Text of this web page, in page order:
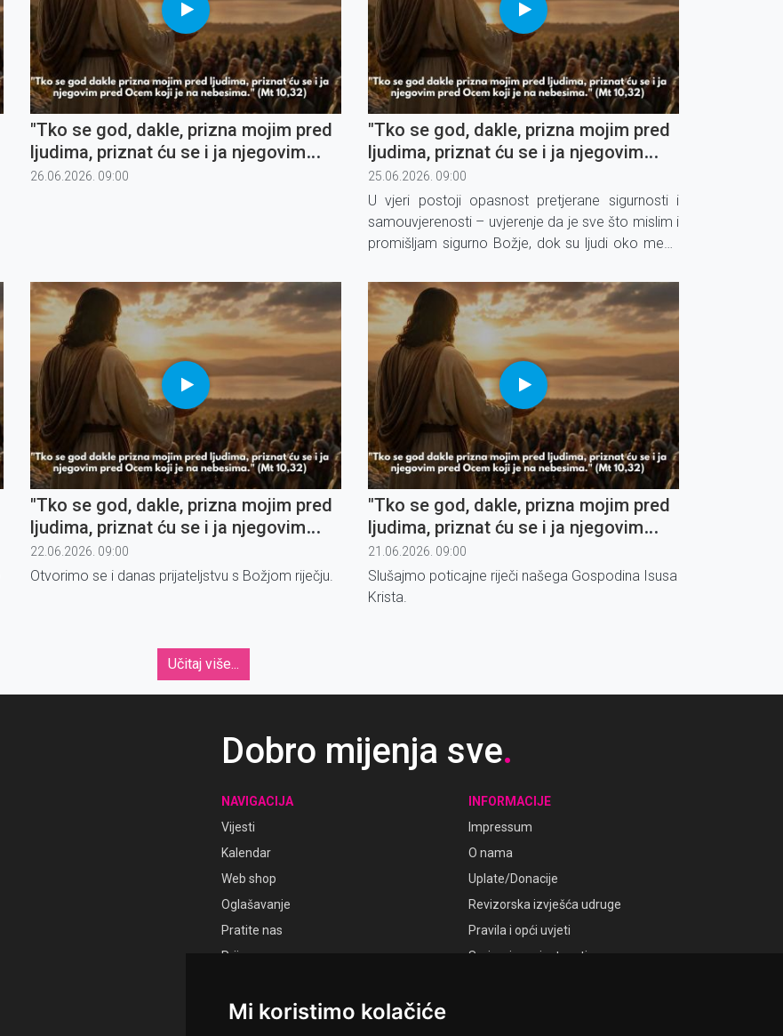
Mi koristimo kolačiće
"Tko se god, dakle, prizna mojim pred
ljudima, priznat ću se i ja njegovim
pred Ocem koji je na nebesima" (5)
26.06.2026. 09:00
"Tko se god, dakle, prizna mojim pred
ljudima, priznat ću se i ja njegovim
pred Ocem koji je na nebesima" (4)
25.06.2026. 09:00
U vjeri postoji opasnost pretjerane sigurnosti i
samouvjerenosti – uvjerenje da je sve što mislim i
promišljam sigurno Božje, dok su ljudi oko mene
upadnemo.
"Tko se god, dakle, prizna mojim pred
ljudima, priznat ću se i ja njegovim
pred Ocem koji je na nebesima" (2)
22.06.2026. 09:00
Otvorimo se i danas prijateljstvu s Božjom riječju.
"Tko se god, dakle, prizna mojim pred
ljudima, priznat ću se i ja njegovim
pred Ocem koji je na nebesima" (1)
21.06.2026. 09:00
Slušajmo poticajne riječi našega Gospodina Isusa
Krista.
Učitaj više...
Dobro mijenja sve.
NAVIGACIJA
Vijesti
Kalendar
Web shop
Oglašavanje
Pratite nas
Prijava
INFORMACIJE
Impressum
O nama
Uplate/Donacije
Revizorska izvješća udruge
Pravila i opći uvjeti
Smjernice privatnosti